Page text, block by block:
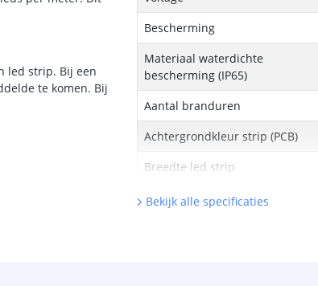
led strip. Bij een
te komen. Bij
Bescherming
Materiaal waterdichte
bescherming (IP65)
Aantal branduren
Achtergrondkleur strip (PCB)
Breedte led strip
Dikte led strip
Bekijk alle specificaties